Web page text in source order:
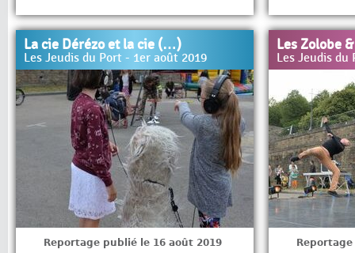
La cie Dérézo et la cie (…)
Les Jeudis du Port - 1er août 2019
Reportage publié le 16 août 2019
Les Zolobe
Les Jeudis